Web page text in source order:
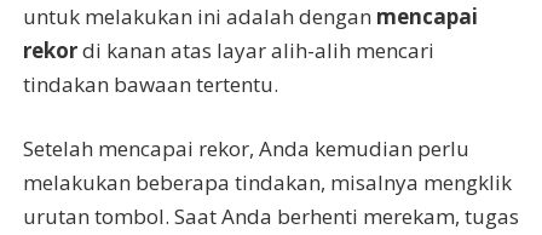
untuk melakukan ini adalah dengan mencapai
rekordi kanan atas layar alih-alih mencari
tindakan bawaan tertentu.
Setelah mencapai rekor, Anda kemudian perlu
melakukan beberapa tindakan, misalnya mengklik
urutan tombol. Saat Anda berhenti merekam, tugas